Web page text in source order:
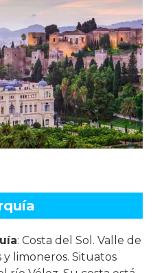
: Costa del Sol. Valle de
limoneros. Situatos